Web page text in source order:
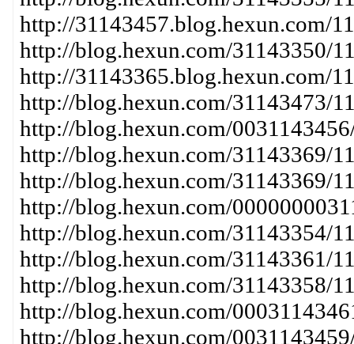
http://31143457.blog.hexun.com/
http://blog.hexun.com/31143350/
http://31143365.blog.hexun.com/
http://blog.hexun.com/31143473/
http://blog.hexun.com/
http://blog.hexun.com/31143369/
http://blog.hexun.com/31143369/
http://blog.hexun.com/
http://blog.hexun.com/31143354/
http://blog.hexun.com/31143361/
http://blog.hexun.com/31143358/
http://blog.hexun.com/
http://blog.hexun.com/